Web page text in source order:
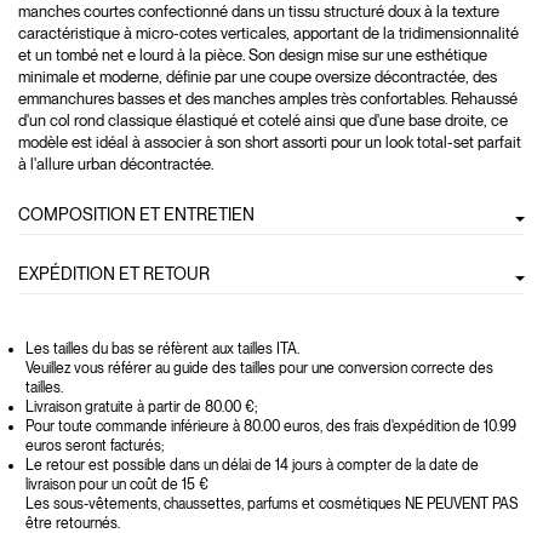
manches courtes confectionné dans un tissu structuré doux à la texture
caractéristique à micro-cotes verticales, apportant de la tridimensionnalité
et un tombé net e lourd à la pièce. Son design mise sur une esthétique
minimale et moderne, définie par une coupe oversize décontractée, des
emmanchures basses et des manches amples très confortables. Rehaussé
d'un col rond classique élastiqué et cotelé ainsi que d'une base droite, ce
modèle est idéal à associer à son short assorti pour un look total-set parfait
à l'allure urban décontractée.
COMPOSITION ET ENTRETIEN
EXPÉDITION ET RETOUR
Les tailles du bas se réfèrent aux tailles ITA.
Veuillez vous référer au guide des tailles pour une conversion correcte des
tailles.
Livraison gratuite à partir de 80.00 €;
Pour toute commande inférieure à 80.00 euros, des frais d'expédition de 10.99
euros seront facturés;
Le retour est possible dans un délai de 14 jours à compter de la date de
livraison pour un coût de 15 €
Les sous-vêtements, chaussettes, parfums et cosmétiques NE PEUVENT PAS
être retournés.